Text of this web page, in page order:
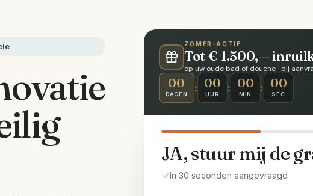
ZOMER-ACTIE
Tot € 1.500,—
op uw oude bad of douche · bij
00
DAGEN
: 00
UUR
: 00
MIN
: 00
SEC
JA, stuur mij de
In 30 seconden aangevraagd